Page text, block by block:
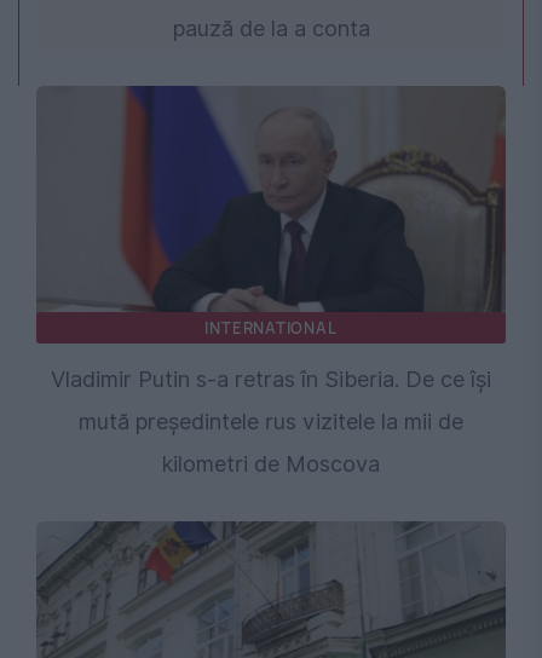
pauză de la a conta
INTERNATIONAL
Vladimir Putin s-a retras în Siberia. De ce își
mută președintele rus vizitele la mii de
kilometri de Moscova